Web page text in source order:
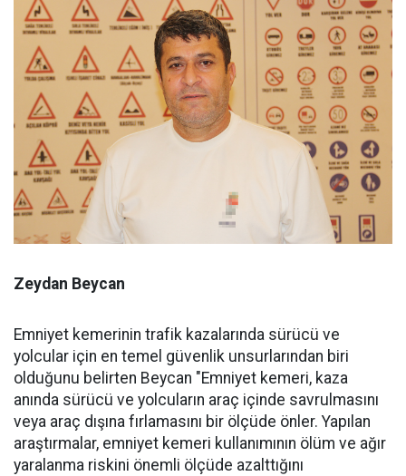
Zeydan Beycan
Emniyet kemerinin trafik kazalarında sürücü ve
yolcular için en temel güvenlik unsurlarından biri
olduğunu belirten Beycan "Emniyet kemeri, kaza
anında sürücü ve yolcuların araç içinde savrulmasını
veya araç dışına fırlamasını bir ölçüde önler. Yapılan
araştırmalar, emniyet kemeri kullanımının ölüm ve ağır
yaralanma riskini önemli ölçüde azalttığını